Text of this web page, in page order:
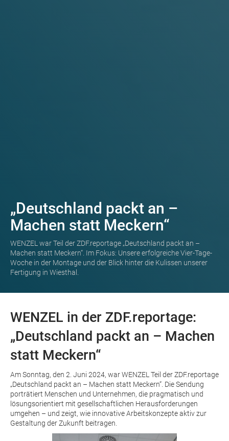
„Deutschland packt an –
Machen statt Meckern“
WENZEL war Teil der ZDF.reportage „Deutschland packt an –
Machen statt Meckern“. Im Fokus: Unsere erfolgreiche Vier-Tage-
Woche in der Montage und der Blick hinter die Kulissen unserer
Fertigung in Wiesthal.
WENZEL in der ZDF.reportage:
„Deutschland packt an – Machen
statt Meckern“
Am Sonntag, den 2. Juni 2024, war WENZEL Teil der ZDF.reportage
„Deutschland packt an – Machen statt Meckern“. Die Sendung
porträtiert Menschen und Unternehmen, die pragmatisch und
lösungsorientiert mit gesellschaftlichen Herausforderungen
umgehen – und zeigt, wie innovative Arbeitskonzepte aktiv zur
Gestaltung der Zukunft beitragen.